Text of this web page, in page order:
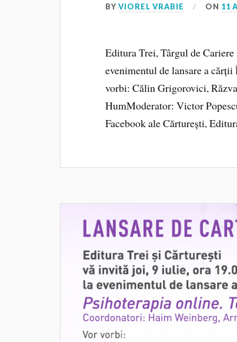
BYVIOREL VRABIE ON 11
Editura Trei, Târgul de
evenimentul de lansare a
vorbi: Călin Grigorovici,
HumModerator: Victor
Facebook ale Cărturești,